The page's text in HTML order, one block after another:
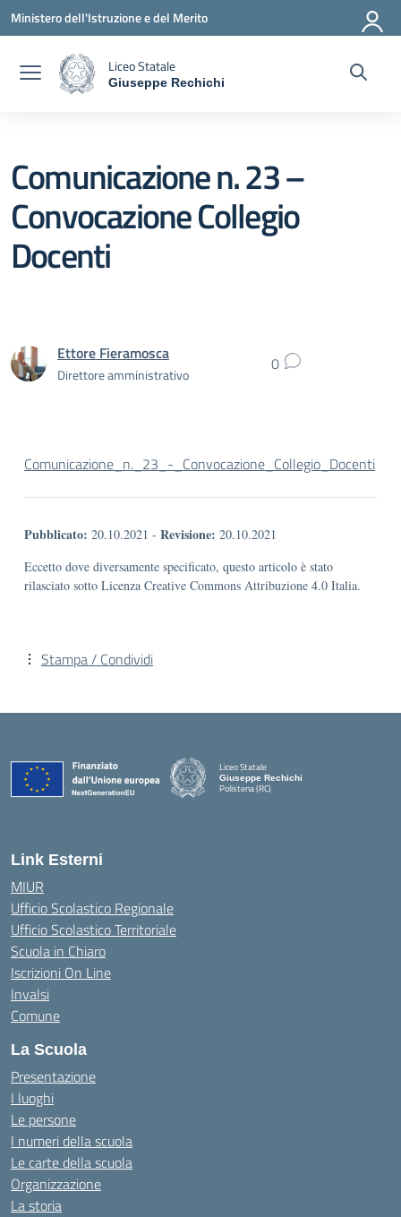
Vai ai contenuti
Vai al menu di navigazione
Vai al footer
Ministero dell'Istruzione e del Merito
Liceo Statale
Giuseppe Rechichi
Comunicazione n. 23 –
Convocazione Collegio
Docenti
Ettore Fieramosca
Direttore amministrativo 0
Comunicazione_n._23_-_Convocazione_Collegio_Docenti
Pubblicato: 20.10.2021 - Revisione: 20.10.2021
Eccetto dove diversamente specificato, questo articolo è stato
rilasciato sotto Licenza Creative Commons Attribuzione 4.0 Italia.
Stampa / Condividi
Liceo Statale
Giuseppe Rechichi
Polistena (RC)
Link Esterni
MIUR
Ufficio Scolastico Regionale
Ufficio Scolastico Territoriale
Scuola in Chiaro
Iscrizioni On Line
Invalsi
Comune
La Scuola
Presentazione
I luoghi
Le persone
I numeri della scuola
Le carte della scuola
Organizzazione
La storia